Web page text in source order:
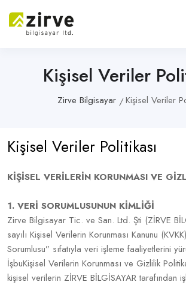
Kişisel Veriler
Zirve Bilgisayar Kişisel Veriler
Kişisel Veriler Politikası
KİŞİSEL VERİLERİN KORUNMASI VE
1. VERİ SORUMLUSUNUN KİMLİĞİ
Zirve Bilgisayar Tic. ve San. Ltd. Şti (ZİRVE
sayılı Kişisel Verilerin Korunması Kanunu
Sorumlusu” sıfatıyla veri işleme faaliyetlerini
İşbuKişisel Verilerin Korunması ve Gizlilik
kişisel verilerin ZİRVE BİLGİSAYAR tarafından